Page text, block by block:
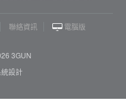
聯絡資訊 電腦版
3GUN
設計